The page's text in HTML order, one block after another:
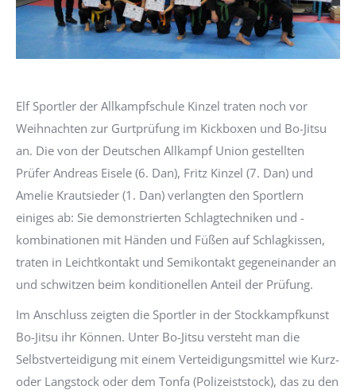
Elf Sportler der Allkampfschule Kinzel traten noch vor
Weihnachten zur Gurtprüfung im Kickboxen und Bo-Jitsu
an. Die von der Deutschen Allkampf Union gestellten
Prüfer Andreas Eisele (6. Dan), Fritz Kinzel (7. Dan) und
Amelie Krautsieder (1. Dan) verlangten den Sportlern
einiges ab: Sie demonstrierten Schlagtechniken und -
kombinationen mit Händen und Füßen auf Schlagkissen,
traten in Leichtkontakt und Semikontakt gegeneinander an
und schwitzen beim konditionellen Anteil der Prüfung.
Im Anschluss zeigten die Sportler in der Stockkampfkunst
Bo-Jitsu ihr Können. Unter Bo-Jitsu versteht man die
Selbstverteidigung mit einem Verteidigungsmittel wie Kurz-
oder Langstock oder dem Tonfa (Polizeiststock), das zu den